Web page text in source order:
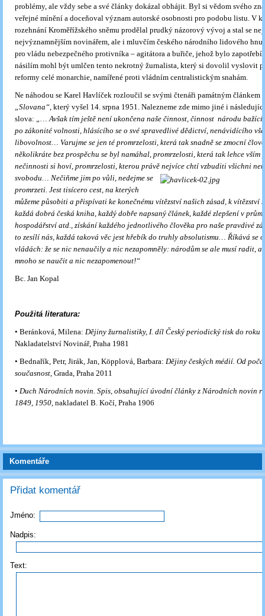
problémy, ale vždy sebe a své články dokázal obhájit. Byl si vědom svého
veřejné mínění a doceňoval význam autorské osobnosti pro podobu listu. V
rozehnání Kroměřížského sněmu prodělal prudký názorový vývoj a stal se
nejvýznamnějším novinářem, ale i mluvčím českého národního lidového
pro vládu nebezpečného protivníka – agitátora a buřiče, jehož bylo zapotřebí
násilím mohl být umlčen tento nekrotný žurnalista, který si dovolil vyslovit
reformy celé monarchie, namířené proti vládním centralistickým snahám.
Ne náhodou se Karel Havlíček rozloučil se svými čtenáři památným článkem
„Slovana“, který vyšel 14. srpna 1951. Nalezneme zde mimo jiné i
slova: „… Avšak tím ještě není ukončena naše činnost, činnost národu
po zákonité volnosti, hlásícího se o své spravedlivé dědictví, nenávidícího
libovolnost… Varujme se jen té promrzelosti, která tak snadně se zmocní
několikráte bez prospěchu se byl namáhal, promrzelosti, která tak lehce vším
nečinnosti si hoví, promrzelosti, kterou právě nejvíce chtí vzbuditi všichni
svobodu… Nečiňme jim po vůli, nedejme se
promrzeti. Jest tisícero cest, na kterých
můžeme působiti a přispívati ke konečnému vítězství našich zásad, k vítězství
každá dobrá česká kniha, každý dobře napsaný článek, každé zlepšení v
hospodářství atd., získání každého jednotlivého člověka pro naše pravdivé
to zesílí nás, každá taková věc jest hřebík do truhly absolutismu… Říkává se
vládách: že se nic nenaučily a nic nezapomněly: národům se ale musí radit,
mnoho se naučit a nic nezapomenout!“
Bc. Jan Kopal
Použitá literatura:
• Beránková, Milena: Dějiny žurnalistiky, I. díl Český periodický tisk do roku
Nakladatelství Novinář, Praha 1981
• Bednařík, Petr, Jirák, Jan, Köpplová, Barbara: Dějiny českých médií. Od
současnost, Grada, Praha 2011
• Duch Národních novin. Spis, obsahující úvodní články z Národních novin
1849, 1950, nakladatel B. Kočí, Praha 1906
Komentáře
Přidat komentář
Jméno:
Nadpis:
Text: